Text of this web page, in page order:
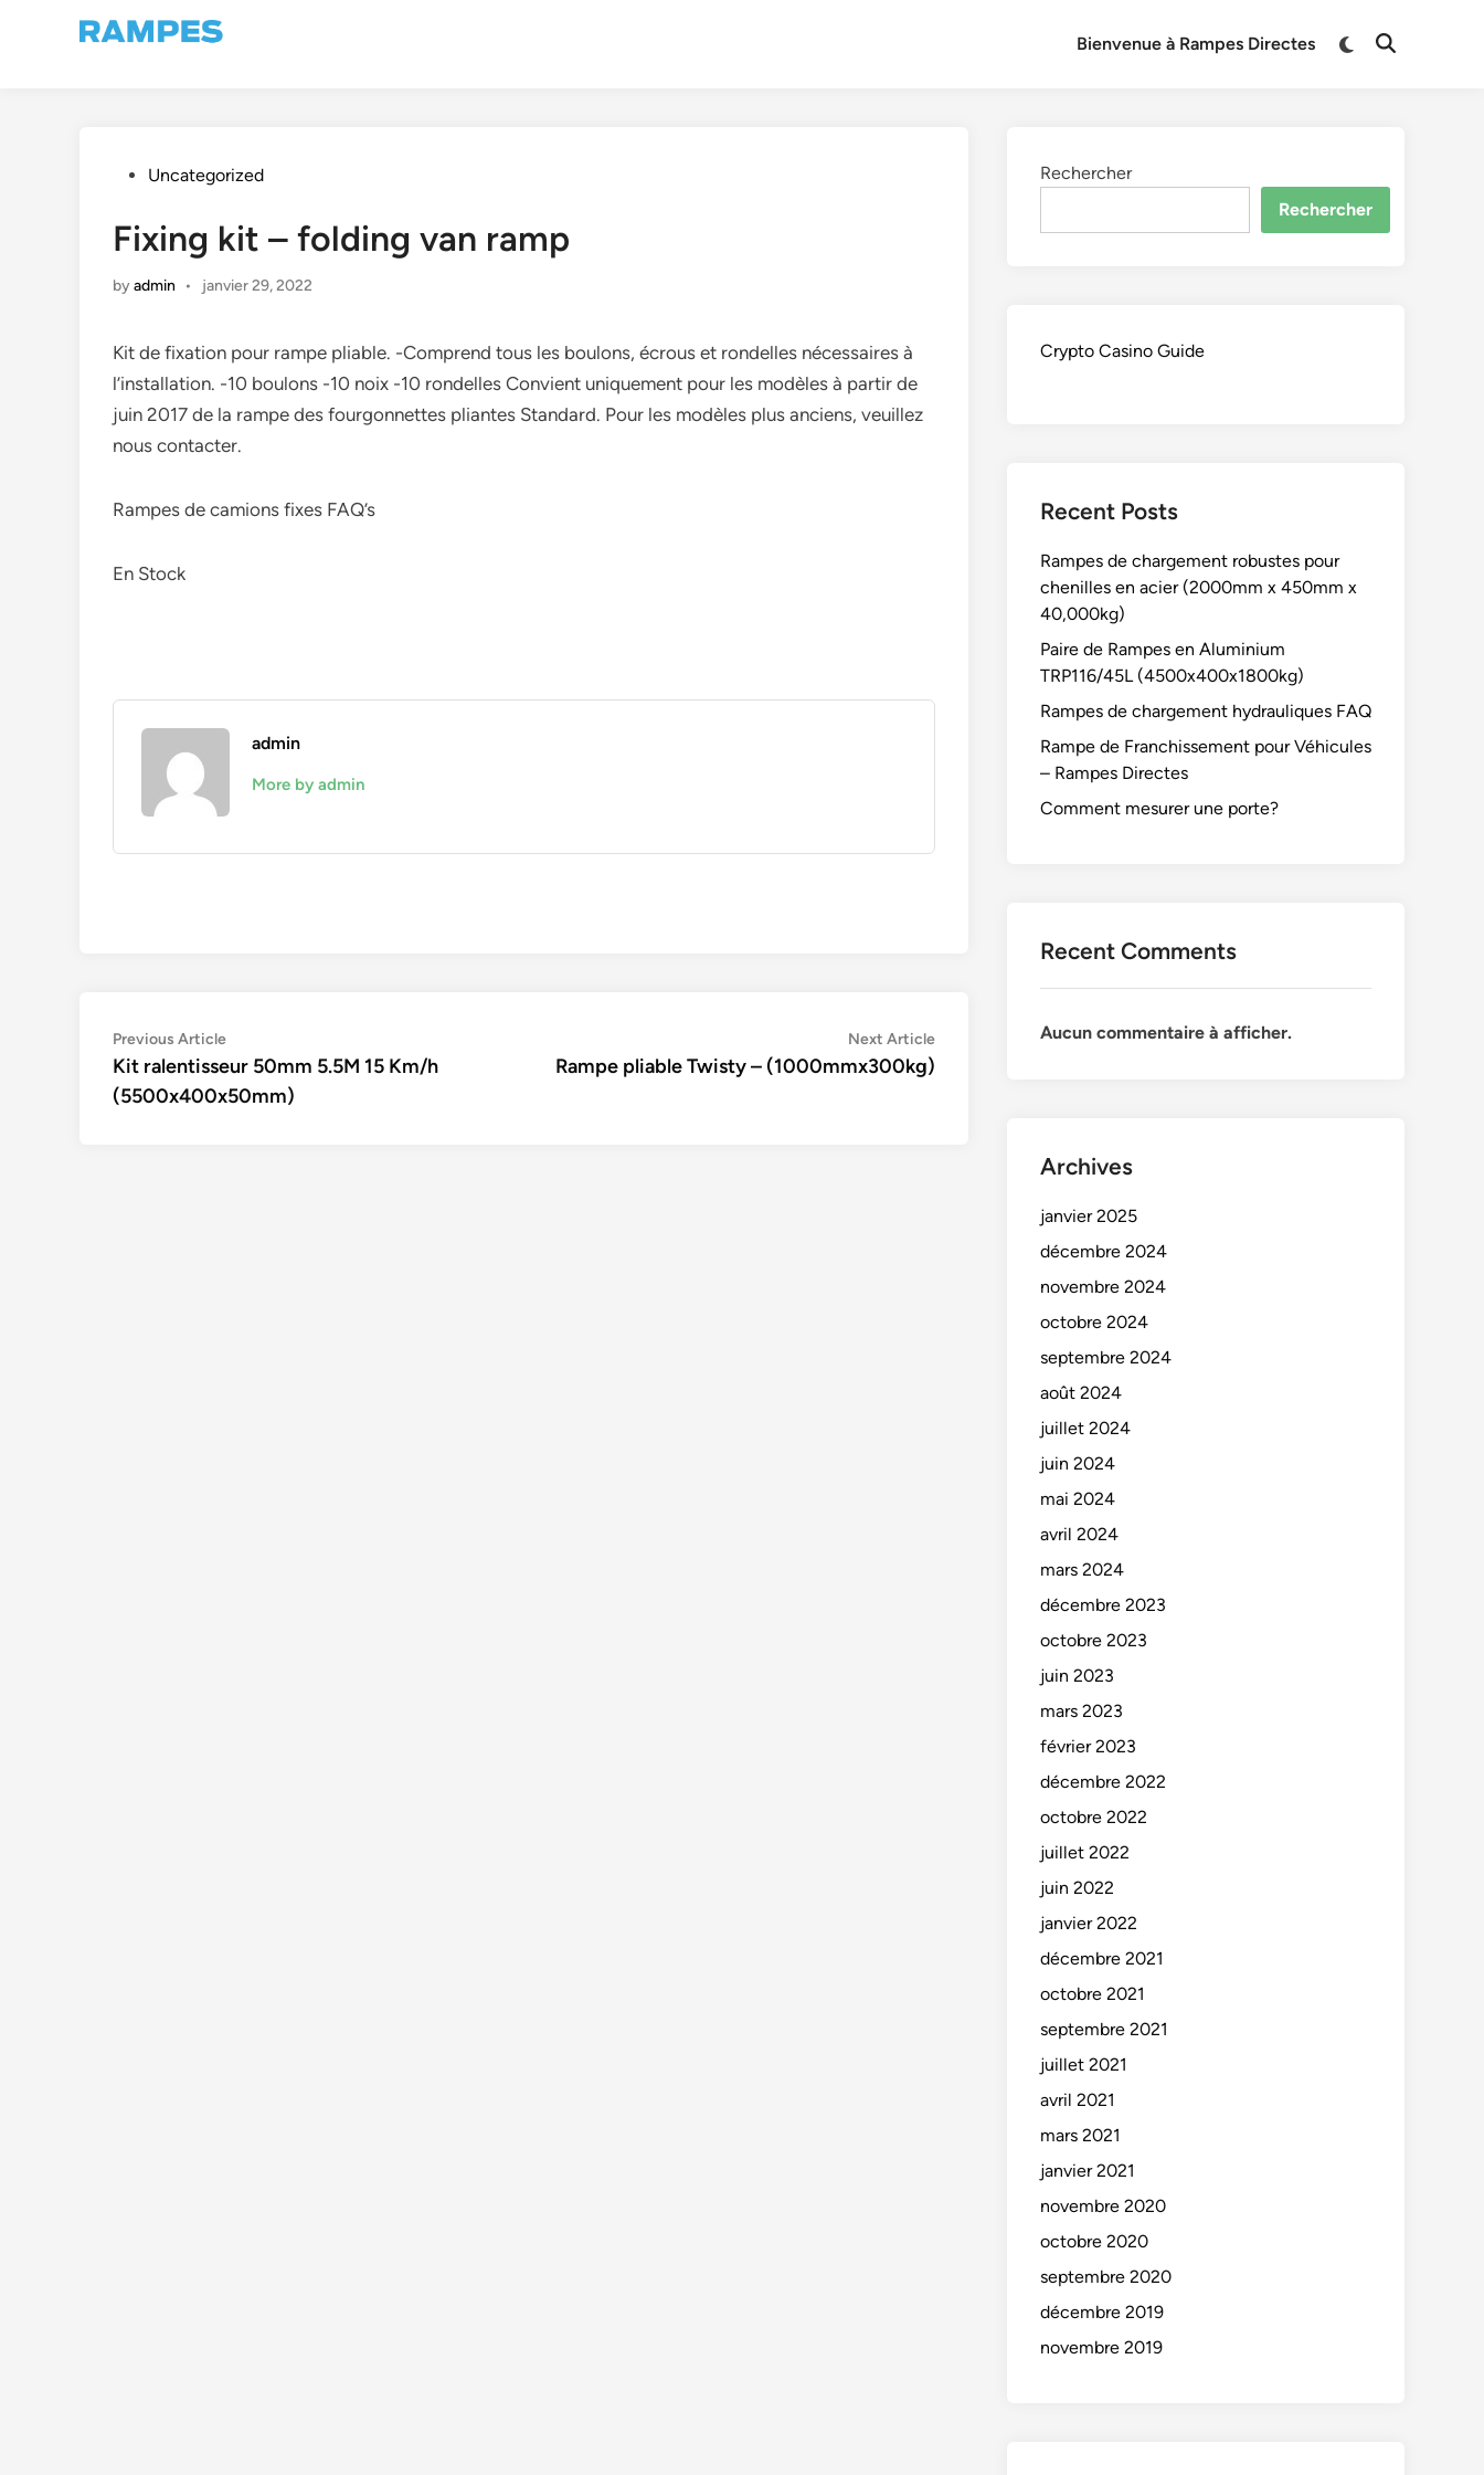
Bienvenue à Rampes Directes
Switch
Open
PostedUncategorized
Fixing kit – folding van ramp
byadmin • janvier 29, 2022
Kit de fixation pour rampe pliable. -Comprend tous les boulons, écrous et rondelles nécessaires à
l’installation. -10 boulons -10 noix -10 rondelles Convient uniquement pour les modèles à partir de
juin 2017 de la rampe des fourgonnettes pliantes Standard. Pour les modèles plus anciens, veuillez
nous contacter.
Rampes de camions fixes FAQ’s
En Stock
admin
More by admin
Navigation
de
l’article
Previous ArticlePrevious
article:
Kit ralentisseur 50mm 5.5M 15 Km/h
(5500x400x50mm)
Next ArticleNext
Rampe pliable Twisty – (1000mmx300kg)
Rechercher
Rechercher
Crypto Casino Guide
Recent Posts
Rampes de chargement robustes pour
chenilles en acier (2000mm x 450mm x
40,000kg)
Paire de Rampes en Aluminium
TRP116/45L (4500x400x1800kg)
Rampes de chargement hydrauliques FAQ
Rampe de Franchissement pour Véhicules
– Rampes Directes
Comment mesurer une porte?
Recent Comments
Aucun commentaire à afficher.
Archives
janvier 2025
décembre 2024
novembre 2024
octobre 2024
septembre 2024
août 2024
juillet 2024
juin 2024
mai 2024
avril 2024
mars 2024
décembre 2023
octobre 2023
juin 2023
mars 2023
février 2023
décembre 2022
octobre 2022
juillet 2022
juin 2022
janvier 2022
décembre 2021
octobre 2021
septembre 2021
juillet 2021
avril 2021
mars 2021
janvier 2021
novembre 2020
octobre 2020
septembre 2020
décembre 2019
novembre 2019